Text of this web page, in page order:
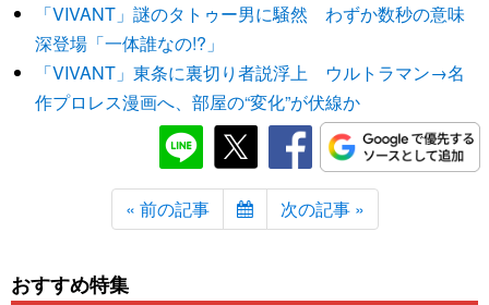
「VIVANT」謎のタトゥー男に騒然 わずか数秒の意味
深登場「一体誰なの!?」
「VIVANT」東条に裏切り者説浮上 ウルトラマン→名
作プロレス漫画へ、部屋の“変化”が伏線か
« 前の記事 次の記事 »
おすすめ特集